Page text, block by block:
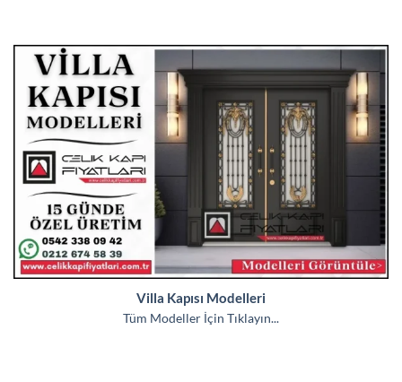
Villa Kapısı Modelleri
Tüm Modeller İçin Tıklayın...